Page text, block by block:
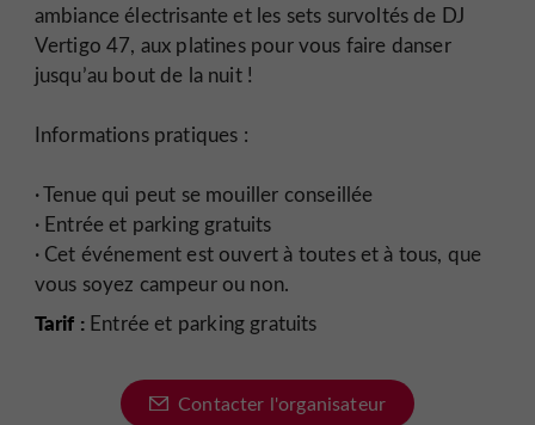
ambiance électrisante et les sets survoltés de DJ
Vertigo 47, aux platines pour vous faire danser
jusqu’au bout de la nuit !
Informations pratiques :
· Tenue qui peut se mouiller conseillée
· Entrée et parking gratuits
· Cet événement est ouvert à toutes et à tous, que
vous soyez campeur ou non.
Tarif :Entrée et parking gratuits
Contacter l'organisateur